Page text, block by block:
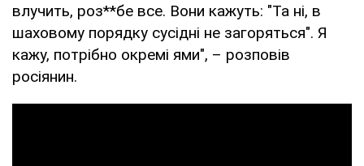
влучить, роз**бе все. Вони кажуть: "Та ні, в
шаховому порядку сусідні не загоряться". Я
кажу, потрібно окремі ями", – розповів
росіянин.